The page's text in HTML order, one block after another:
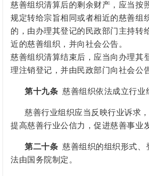
慈善组织清算后的剩余财产，应当按
规定转给宗旨相同或者相近的慈善组
的，由办理其登记的 民政部门主持转
近的慈善组织，并向社会公告。
慈善组织清算结束后，应当向 办理其
理注销登记，并由民政部门向社会公
第十九条 慈善组织依法成立行业
慈善行业组织应当反映行业诉求
提高慈善行业公信力，促进慈善事业
第二十条 慈善组织的组织形式、
法由国务院制定。